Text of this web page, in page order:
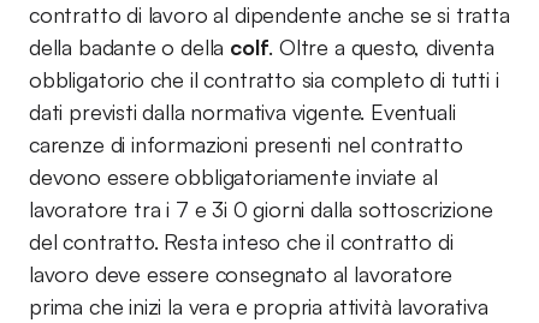
contratto di lavoro al dipendente anche se si tratta
della badante o della colf. Oltre a questo, diventa
obbligatorio che il contratto sia completo di tutti i
dati previsti dalla normativa vigente. Eventuali
carenze di informazioni presenti nel contratto
devono essere obbligatoriamente inviate al
lavoratore tra i 7 e 3i 0 giorni dalla sottoscrizione
del contratto. Resta inteso che il contratto di
lavoro deve essere consegnato al lavoratore
prima che inizi la vera e propria attività lavorativa